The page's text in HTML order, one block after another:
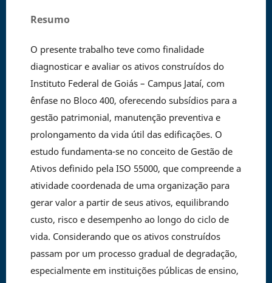
Resumo
O presente trabalho teve como finalidade
diagnosticar e avaliar os ativos construídos do
Instituto Federal de Goiás – Campus Jataí, com
ênfase no Bloco 400, oferecendo subsídios para a
gestão patrimonial, manutenção preventiva e
prolongamento da vida útil das edificações. O
estudo fundamenta-se no conceito de Gestão de
Ativos definido pela ISO 55000, que compreende a
atividade coordenada de uma organização para
gerar valor a partir de seus ativos, equilibrando
custo, risco e desempenho ao longo do ciclo de
vida. Considerando que os ativos construídos
passam por um processo gradual de degradação,
especialmente em instituições públicas de ensino,